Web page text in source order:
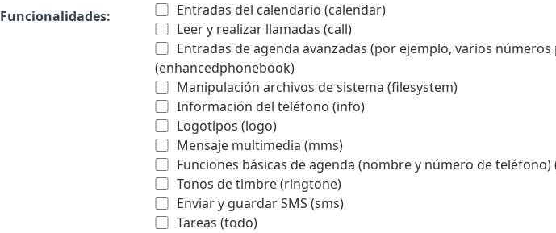
Funcionalidades:
Entradas del calendario (calendar)
Leer y realizar llamadas (call)
Entradas de agenda avanzadas (por ejemplo, varios
(enhancedphonebook)
Manipulación archivos de sistema (filesystem)
Información del teléfono (info)
Logotipos (logo)
Mensaje multimedia (mms)
Funciones básicas de agenda (nombre y número de
Tonos de timbre (ringtone)
Enviar y guardar SMS (sms)
Tareas (todo)